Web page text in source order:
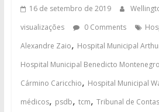
16 de setembro de 2019
visualizações
0 Comments
Alexandre Zaio, Hospital Municipal
Hospital Municipal Benedicto Montenegro
Cármino Caricchio, Hospital Municipal
médicos, psdb, tcm, Tribunal de Contas